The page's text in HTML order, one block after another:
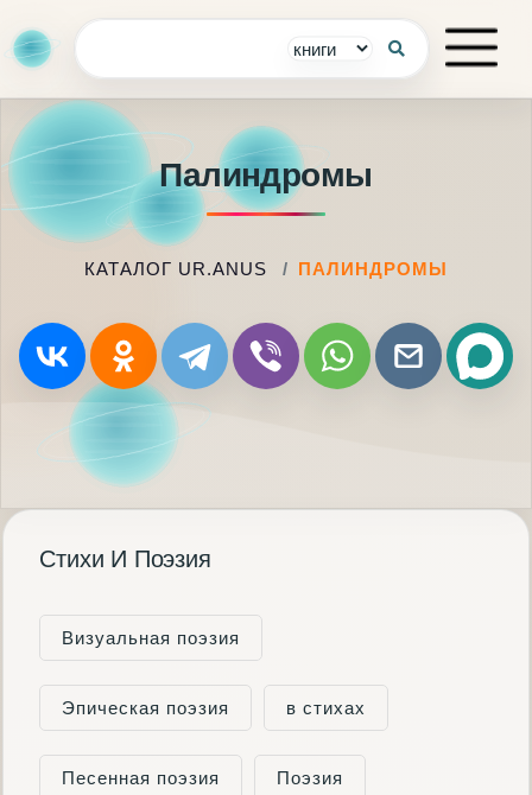
Палиндромы
КАТАЛОГ UR.ANUS ПАЛИНДРОМЫ
Стихи И Поэзия
Визуальная поэзия
Эпическая поэзия в стихах
Песенная поэзия Поэзия